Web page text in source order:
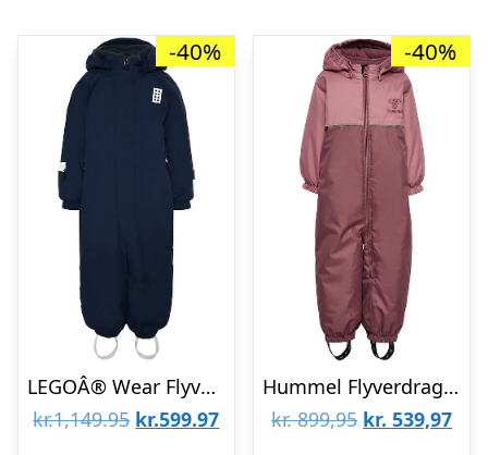
-40%
LEGOÂ® Wear Flyverdragt – LWJulian 711 – Dark Navy
kr.1,149.95 Den
kr.599.97Den
-40%
Hummel Flyverdragt – hmlSnoppy Tex – Rose Brown
kr.899,95 Den
kr. 539,97Den